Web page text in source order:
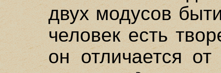
двух модусов
человек есть
он отличается